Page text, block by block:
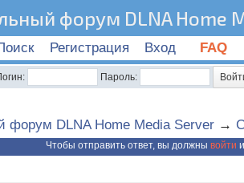
форум DLNA Home
Регистрация Вход FAQ
Пароль:
форум DLNA Home Media Server →
Чтобы отправить ответ, вы должны войти